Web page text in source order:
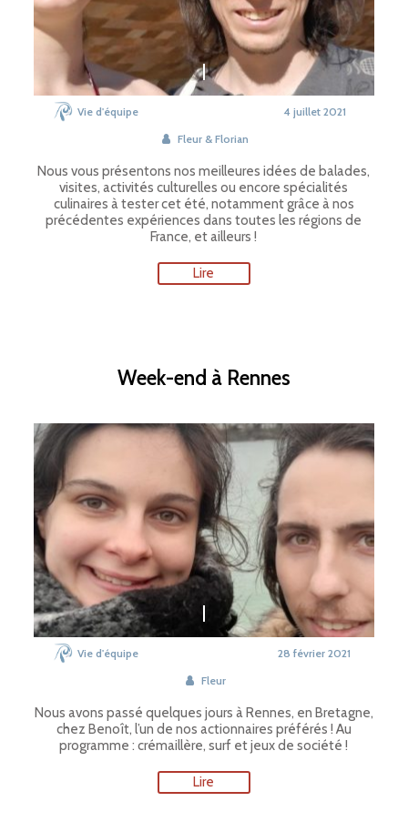
Vie d'équipe
Fleur & Florian
4 juillet 2021
Nous vous présentons nos meilleures idées de balades,
visites, activités culturelles ou encore spécialités
culinaires à tester cet été, notamment grâce à nos
précédentes expériences dans toutes les régions de
France, et ailleurs !
Lire
Week-end à Rennes
Vie d'équipe
Fleur
28 février 2021
Nous avons passé quelques jours à Rennes, en Bretagne,
chez Benoît, l’un de nos actionnaires préférés ! Au
programme : crémaillère, surf et jeux de société !
Lire